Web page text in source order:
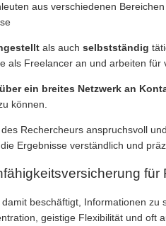
aus verschiedenen Bereichen
als auch selbstständig
als Freelancer an und arbeiten für
über ein breites Netzwerk an
können.
Rechercheurs anspruchsvoll
Ergebnisse verständlich und
beschäftigt, Informationen
geistige Flexibilität und oft